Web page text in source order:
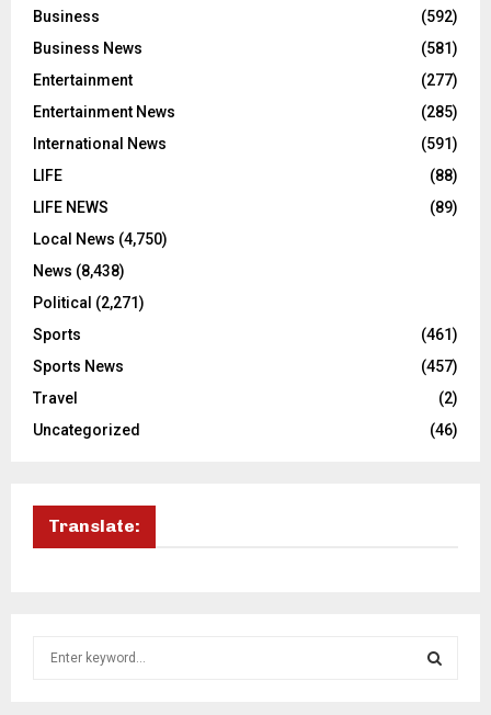
Business
(592)
Business News
(581)
Entertainment
(277)
Entertainment News
(285)
International News
(591)
LIFE
(88)
LIFE NEWS
(89)
Local News (4,750)
News (8,438)
Political (2,271)
Sports
(461)
Sports News
(457)
Travel
(2)
Uncategorized
(46)
Translate: